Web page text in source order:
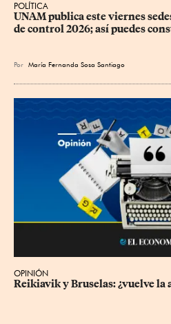
POLÍTICA
UNAM publica este viernes
de control 2026; así puedes
Por María Fernanda Sosa Santiago
OPINIÓN
Reikiavik y Bruselas: ¿vuelve la